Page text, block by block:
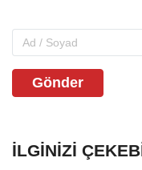
Gönder
İLGINIZI